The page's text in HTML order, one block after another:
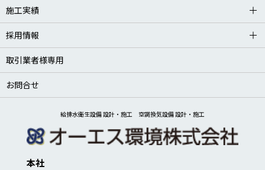
給排水衛生設備 設計・施工 空調換気設備 設計・施工
本社
施工実績
採用情報
取引業者様専用
お問合せ